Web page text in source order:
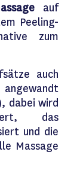
auf
Peeling-
zum
auch
dabei wird
das
und die
Massage